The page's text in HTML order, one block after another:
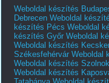
Weboldal készítés
Debrecen Weboldal
készítés Pécs Weboldal
készítés Győr Weboldal
Weboldal készítés
Székesfehérvár Weboldal
Weboldal készítés Szolnok
Weboldal készítés
Tatabánya Weboldal